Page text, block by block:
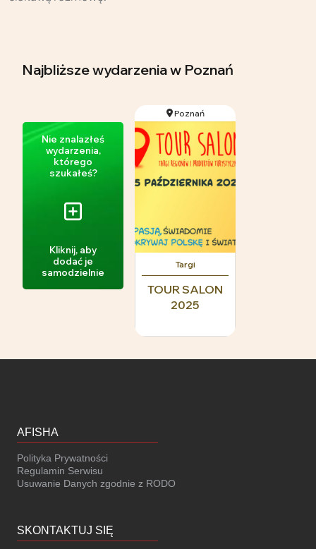
Najbliższe wydarzeniaw Poznań
Nie znalazłeś
wydarzenia,
którego
szukałeś?
Kliknij, aby
dodać je
samodzielnie
Poznań
Targi
TOUR SALON
2025
AFISHA
Polityka Prywatności
Regulamin Serwisu
Usuwanie Danych zgodnie z RODO
SKONTAKTUJ SIĘ